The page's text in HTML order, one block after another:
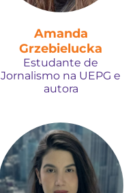
Amanda
Grzebielucka
Estudante de
Jornalismo na UEPG e
autora